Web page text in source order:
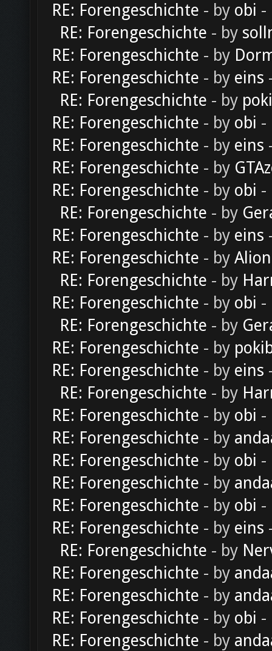
RE: Forengeschichte - by obi -
RE: Forengeschichte - by
RE: Forengeschichte - by
RE: Forengeschichte - by eins
RE: Forengeschichte - by
RE: Forengeschichte - by obi -
RE: Forengeschichte - by eins
RE: Forengeschichte - by
RE: Forengeschichte - by obi -
RE: Forengeschichte - by
RE: Forengeschichte - by eins
RE: Forengeschichte - by Alion
RE: Forengeschichte - by
RE: Forengeschichte - by obi -
RE: Forengeschichte - by
RE: Forengeschichte - by
RE: Forengeschichte - by eins
RE: Forengeschichte - by
RE: Forengeschichte - by obi -
RE: Forengeschichte - by
RE: Forengeschichte - by obi -
RE: Forengeschichte - by
RE: Forengeschichte - by obi -
RE: Forengeschichte - by eins
RE: Forengeschichte - by
RE: Forengeschichte - by
RE: Forengeschichte - by
RE: Forengeschichte - by obi -
RE: Forengeschichte - by